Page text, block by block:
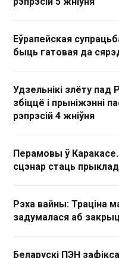
Еўрапейская
быць гатовая да
Удзельнікі злёту пад
збіццё і прыніжэнні
рэпрэсій 4 жніўня
Перамовы ў
сцэнар стаць
Рэха вайны: Траціна
задумалася аб
Беларускі ПЭН